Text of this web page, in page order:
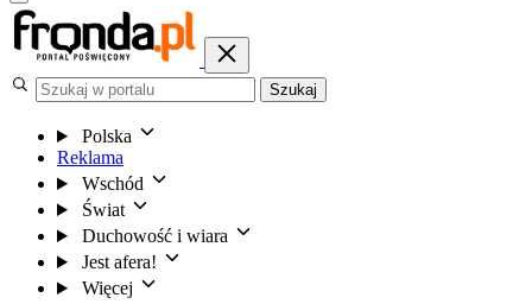
Szukaj
Polska
Reklama
Wschód
Świat
Duchowość i wiara
Jest afera!
Więcej